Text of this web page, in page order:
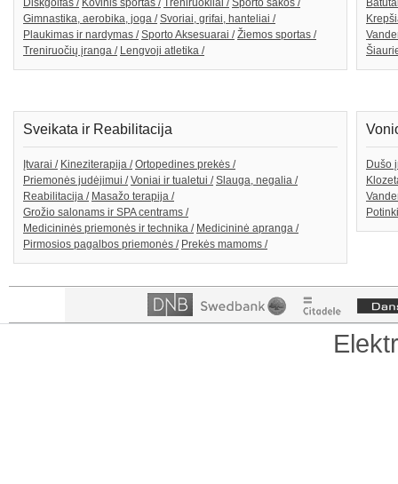
Diskgolfas / Kovinis sportas / Treniruokliai / Sporto šakos /
Gimnastika, aerobika, joga / Svoriai, grifai, hanteliai /
Plaukimas ir nardymas / Sporto Aksesuarai / Žiemos sportas /
Treniruočių įranga / Lengvoji atletika /
Sveikata ir Reabilitacija
Įtvarai / Kineziterapija / Ortopedines prekės /
Priemonės judėjimui / Voniai ir tualetui / Slauga, negalia /
Reabilitacija / Masažo terapija /
Grožio salonams ir SPA centrams /
Medicininės priemonės ir technika / Medicininė apranga /
Pirmosios pagalbos priemonės / Prekės mamoms /
Dušo